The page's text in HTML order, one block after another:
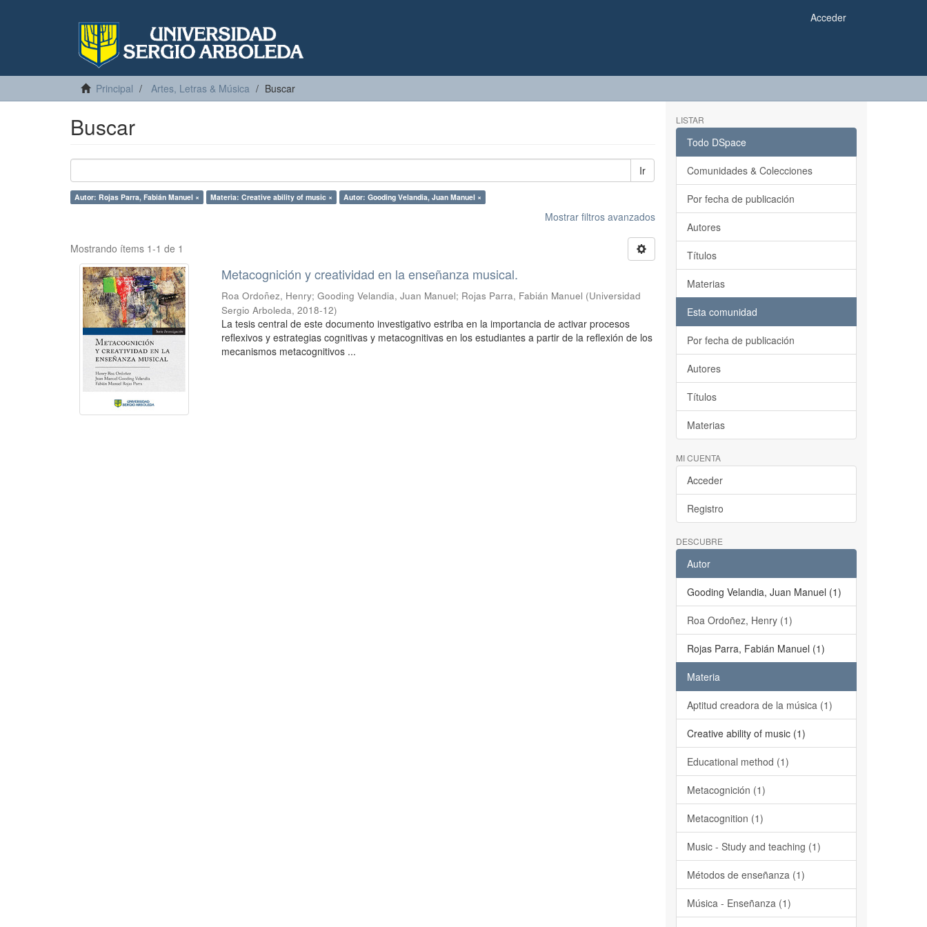
Acceder
Principal Artes, Letras & Música Buscar
Buscar
Ir
Autor: Rojas Parra, Fabián Manuel × Materia: Creative ability of music × Autor: Gooding Velandia, Juan Manuel ×
Mostrar filtros avanzados
Mostrando ítems 1-1 de 1
Metacognición y creatividad en la enseñanza musical.
Roa Ordoñez, Henry;Gooding Velandia, Juan Manuel; Rojas Parra, Fabián Manuel (Universidad
Sergio Arboleda,2018-12)
La tesis central de este documento investigativo estriba en la importancia de activar procesos
reflexivos y estrategias cognitivas y metacognitivas en los estudiantes a partir de la reflexión de los
mecanismos metacognitivos ...
LISTAR
Todo DSpace
Comunidades & Colecciones
Por fecha de publicación
Autores
Títulos
Materias
Esta comunidad
Por fecha de publicación
Autores
Títulos
Materias
MI CUENTA
Acceder
Registro
DESCUBRE
Autor
Gooding Velandia, Juan Manuel (1)
Roa Ordoñez, Henry (1)
Rojas Parra, Fabián Manuel (1)
Materia
Aptitud creadora de la música (1)
Creative ability of music (1)
Educational method (1)
Metacognición (1)
Metacognition (1)
Music - Study and teaching (1)
Métodos de enseñanza (1)
Música - Enseñanza (1)